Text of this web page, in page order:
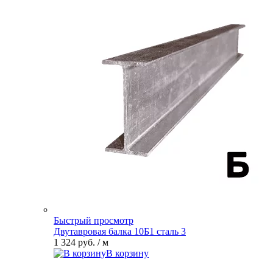
Быстрый просмотр
Двутавровая балка 10Б1 сталь 3
1 324 руб. / м
В корзину